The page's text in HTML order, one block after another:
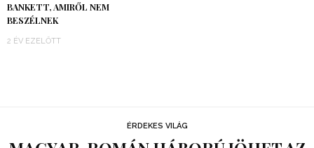
BANKETT, AMIRŐL NEM
BESZÉLNEK
2 ÉV EZELŐTT
ÉRDEKES VILÁG